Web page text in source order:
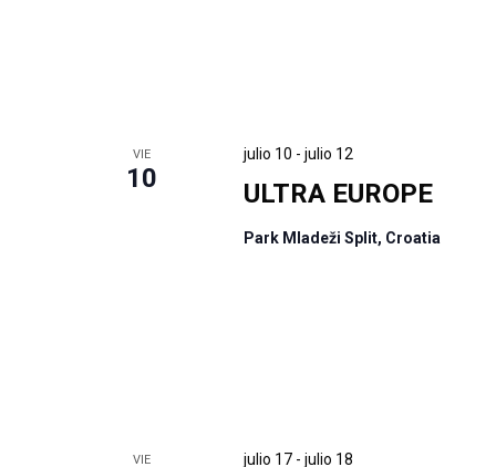
VIE
10 ULTRA EUROPE
julio 10 - julio 12
Park Mladeži Split, Croatia
VIE julio 17- julio 18